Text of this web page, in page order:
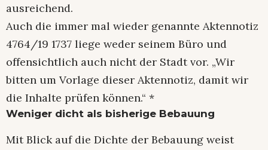
ausreichend.
Auch die immer mal wieder genannte Aktennotiz
4764/19 1737 liege weder seinem Büro und
offensichtlich auch nicht der Stadt vor. „Wir
bitten um Vorlage dieser Aktennotiz, damit wir
die Inhalte prüfen können.“ *
Weniger dicht als bisherige Bebauung
Mit Blick auf die Dichte der Bebauung weist